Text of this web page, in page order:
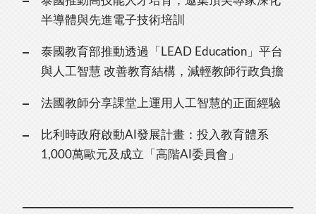
半導體與先進電子技術培訓
泰國教育部推動透過「LEAD Education」平台
與人工智慧 改善教育結構，減輕教師行政負擔
法國教師分享課堂上運用人工智慧的正面經驗
比利時政府啟動AI發展計畫：投入教育體系
1,000萬歐元及成立「高階AI委員會」